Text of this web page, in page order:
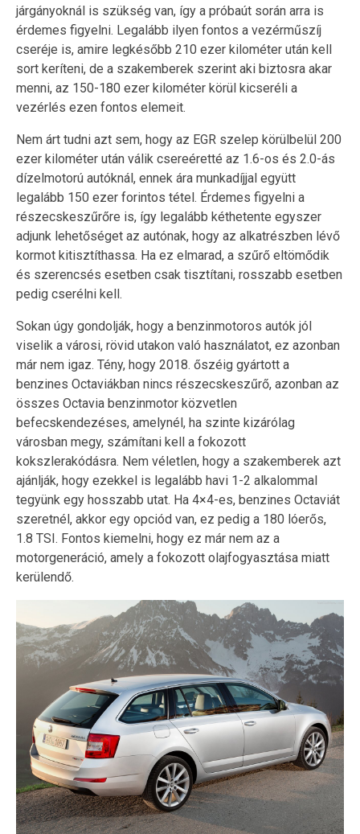
járgányoknál is szükség van, így a próbaút során arra is
érdemes figyelni. Legalább ilyen fontos a vezérműszíj
cseréje is, amire legkésőbb 210 ezer kilométer után kell
sort keríteni, de a szakemberek szerint aki biztosra akar
menni, az 150-180 ezer kilométer körül kicseréli a
vezérlés ezen fontos elemeit.
Nem árt tudni azt sem, hogy az EGR szelep körülbelül 200
ezer kilométer után válik csereéretté az 1.6-os és 2.0-ás
dízelmotorú autóknál, ennek ára munkadíjjal együtt
legalább 150 ezer forintos tétel. Érdemes figyelni a
részecskeszűrőre is, így legalább kéthetente egyszer
adjunk lehetőséget az autónak, hogy az alkatrészben lévő
kormot kitisztíthassa. Ha ez elmarad, a szűrő eltömődik
és szerencsés esetben csak tisztítani, rosszabb esetben
pedig cserélni kell.
Sokan úgy gondolják, hogy a benzinmotoros autók jól
viselik a városi, rövid utakon való használatot, ez azonban
már nem igaz. Tény, hogy 2018. őszéig gyártott a
benzines Octaviákban nincs részecskeszűrő, azonban az
összes Octavia benzinmotor közvetlen
befecskendezéses, amelynél, ha szinte kizárólag
városban megy, számítani kell a fokozott
kokszlerakódásra. Nem véletlen, hogy a szakemberek azt
ajánlják, hogy ezekkel is legalább havi 1-2 alkalommal
tegyünk egy hosszabb utat. Ha 4×4-es, benzines Octaviát
szeretnél, akkor egy opciód van, ez pedig a 180 lóerős,
1.8 TSI. Fontos kiemelni, hogy ez már nem az a
motorgeneráció, amely a fokozott olajfogyasztása miatt
kerülendő.